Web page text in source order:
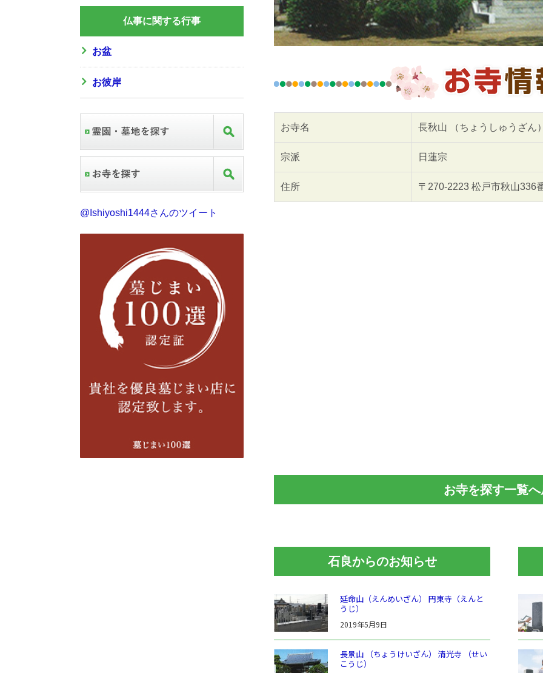
お寺名 長秋山 （ちょうしゅうざん
宗派 日蓮宗
住所 〒270-2223 松戸市秋山336
お寺を探す一覧へ
石良からのお知らせ
延命山（えんめいざん） 円東寺（えんと
うじ）
2019年5月9日
長景山 （ちょうけいざん） 清光寺 （せい
こうじ）
仏事に関する行事
お盆
お彼岸
@Ishiyoshi1444さんのツイート